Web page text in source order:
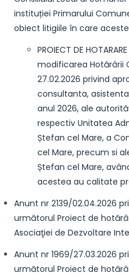
instituției Primarului
obiect litigiile în care
PROIECT DE
modificarea Hotărârii
27.02.2026 privind
consultanta,
anul 2026, ale
respectiv Unitatea
Ștefan cel Mare, a
cel Mare, precum si
Ștefan cel Mare,
acestea au calitate
Anunt nr 2139/02.04.2026
următorul Proiect de
Asociaţiei de Dezvoltare
Anunt nr 1969/27.03.2026
următorul Proiect de